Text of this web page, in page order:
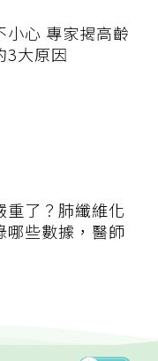
小心 專家揭高齡
3大原因
重了？肺纖維化
哪些數據，醫師